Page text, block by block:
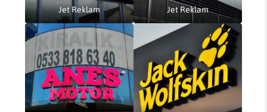
Jet Reklam Jet Reklam